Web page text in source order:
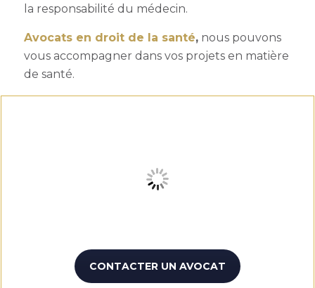
la responsabilité du médecin.
Avocats en droit de la santé,nous pouvons
vous accompagner dans vos projets en matière
de santé.
CONTACTER UN AVOCAT